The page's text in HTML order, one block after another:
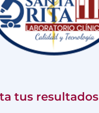
tus resultados